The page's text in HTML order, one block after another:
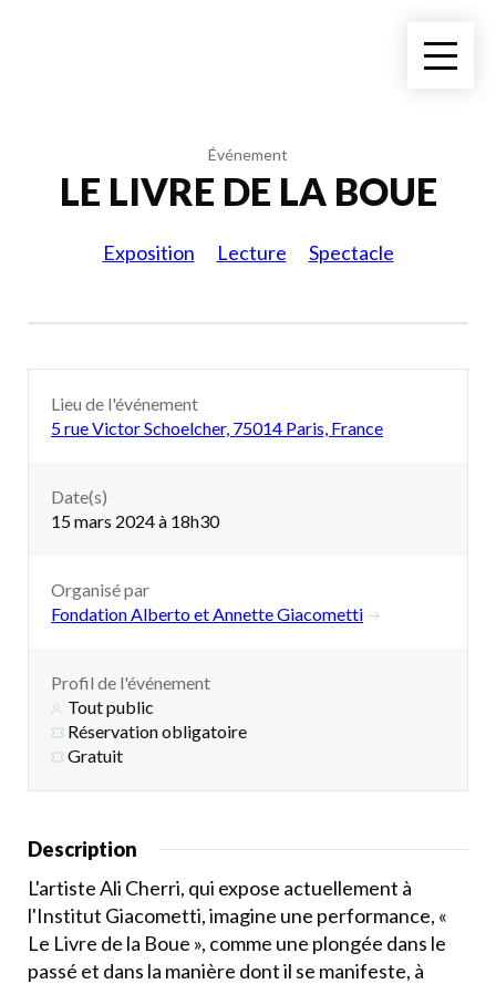
Événement
LE LIVRE DE LA BOUE
Exposition Lecture Spectacle
Lieu de l'événement
5 rue Victor Schoelcher, 75014 Paris, France
Date(s)
15 mars 2024 à 18h30
Organisé par
Fondation Alberto et Annette Giacometti
Profil de l'événement
Tout public
Réservation obligatoire
Gratuit
Description
L'artiste Ali Cherri, qui expose actuellement à
l'Institut Giacometti, imagine une performance, «
Le Livre de la Boue », comme une plongée dans le
passé et dans la manière dont il se manifeste, à